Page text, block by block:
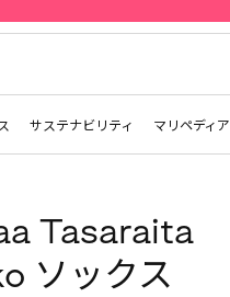
サステナビリティ マリペディア
Tasaraita
ソックス